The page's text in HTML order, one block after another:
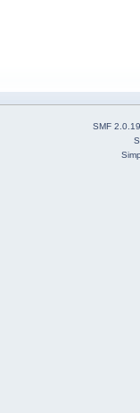
SMF 2.0.19